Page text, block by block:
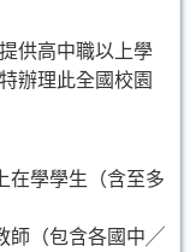
供高中職以上學
辦理此全國校園
在學學生（含至多
師（包含各國中╱